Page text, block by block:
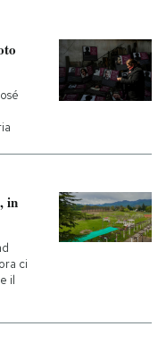
Boomer!
calcio 2026
in
ci
il